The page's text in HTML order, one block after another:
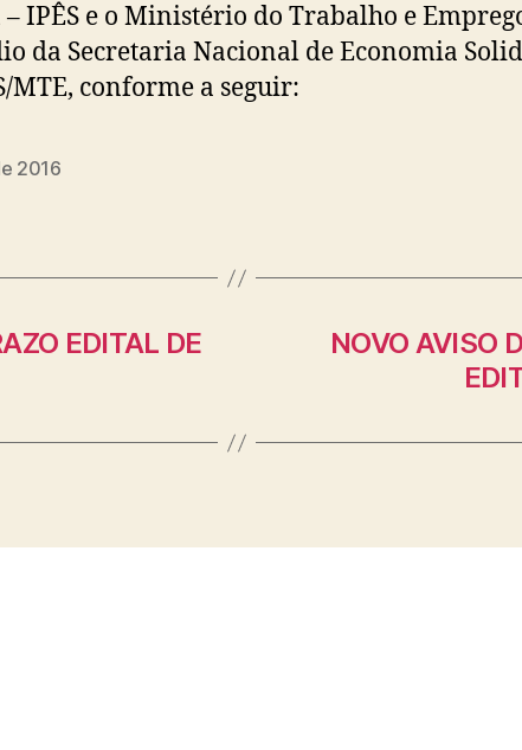
IPÊS e o Ministério do Trabalho e
da Secretaria Nacional de Economia
MTE, conforme a seguir:
2016
EDITAL DE
NOVO AVISO